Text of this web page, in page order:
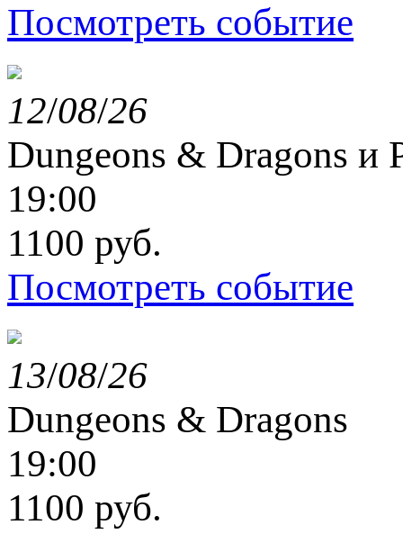
Посмотреть событие
12/08/26
Dungeons & Dragons и
19:00
1100 руб.
Посмотреть событие
13/08/26
Dungeons & Dragons
19:00
1100 руб.